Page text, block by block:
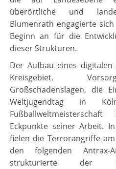
überörtliche und
Blumenrath engagierte
Beginn an für die
dieser Strukturen.
Der Aufbau eines
Kreisgebiet,
Großschadenslagen, die
Weltjugendtag in
Eckpunkte seiner Arbeit.
fielen die Terrorangriffe
den folgenden Antrax-
strukturierte der